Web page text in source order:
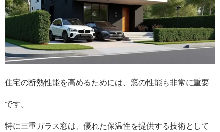
住宅の断熱性能を高めるためには、窓の性能も非常に重要
です。
特に三重ガラス窓は、優れた保温性を提供する技術として